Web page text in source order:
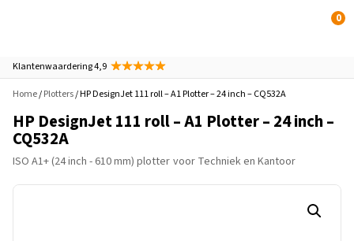
0
Klantenwaardering 4,9
Home/Plotters/ HP DesignJet 111 roll – A1 Plotter – 24 inch – CQ532A
HP DesignJet 111 roll – A1 Plotter – 24 inch –
CQ532A
ISO A1+ (24 inch - 610 mm) plotter voor Techniek en Kantoor